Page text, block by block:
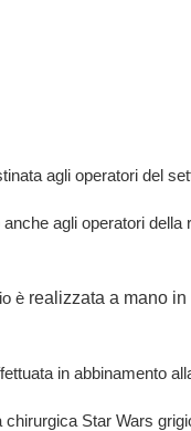
agli operatori del
agli operatori
è realizzata a mano
in abbinamento
Star Wars